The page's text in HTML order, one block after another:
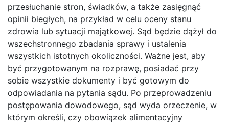
przesłuchanie stron, świadków, a także zasięgnąć
opinii biegłych, na przykład w celu oceny stanu
zdrowia lub sytuacji majątkowej. Sąd będzie dążył do
wszechstronnego zbadania sprawy i ustalenia
wszystkich istotnych okoliczności. Ważne jest, aby
być przygotowanym na rozprawę, posiadać przy
sobie wszystkie dokumenty i być gotowym do
odpowiadania na pytania sądu. Po przeprowadzeniu
postępowania dowodowego, sąd wyda orzeczenie, w
którym określi, czy obowiązek alimentacyjny